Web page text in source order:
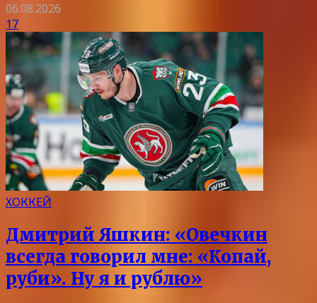
06.08.2026
17
ХОККЕЙ
Дмитрий Яшкин: «Овечкин
всегда говорил мне: «Копай,
руби». Ну я и рублю»